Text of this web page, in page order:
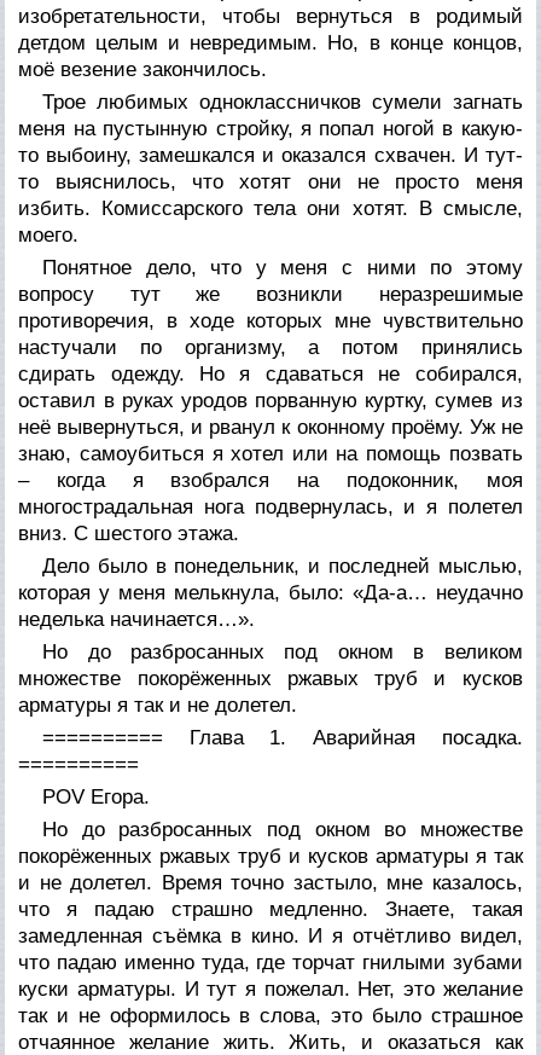
изобретательности, чтобы вернуться в родимый
детдом целым и невредимым. Но, в конце концов,
моё везение закончилось.
Трое любимых одноклассничков сумели загнать
меня на пустынную стройку, я попал ногой в какую-
то выбоину, замешкался и оказался схвачен. И тут-
то выяснилось, что хотят они не просто меня
избить. Комиссарского тела они хотят. В смысле,
моего.
Понятное дело, что у меня с ними по этому
вопросу тут же возникли неразрешимые
противоречия, в ходе которых мне чувствительно
настучали по организму, а потом принялись
сдирать одежду. Но я сдаваться не собирался,
оставил в руках уродов порванную куртку, сумев из
неё вывернуться, и рванул к оконному проёму. Уж не
знаю, самоубиться я хотел или на помощь позвать
– когда я взобрался на подоконник, моя
многострадальная нога подвернулась, и я полетел
вниз. С шестого этажа.
Дело было в понедельник, и последней мыслью,
которая у меня мелькнула, было: «Да-а… неудачно
неделька начинается…».
Но до разбросанных под окном в великом
множестве покорёженных ржавых труб и кусков
арматуры я так и не долетел.
========== Глава 1. Аварийная посадка.
==========
POV Егора.
Но до разбросанных под окном во множестве
покорёженных ржавых труб и кусков арматуры я так
и не долетел. Время точно застыло, мне казалось,
что я падаю страшно медленно. Знаете, такая
замедленная съёмка в кино. И я отчётливо видел,
что падаю именно туда, где торчат гнилыми зубами
куски арматуры. И тут я пожелал. Нет, это желание
так и не оформилось в слова, это было страшное
отчаянное желание жить. Жить, и оказаться как